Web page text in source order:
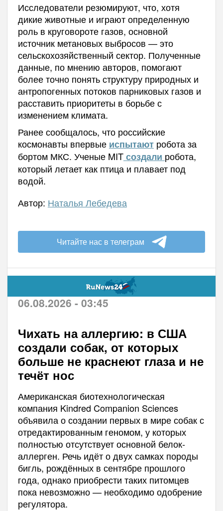
Исследователи резюмируют, что, хотя
дикие животные и играют определенную
роль в круговороте газов, основной
источник метановых выбросов — это
сельскохозяйственный сектор. Полученные
данные, по мнению авторов, помогают
более точно понять структуру природных и
антропогенных потоков парниковых газов и
расставить приоритеты в борьбе с
изменением климата.
Ранее сообщалось, что российские
космонавты впервые испытают робота за
бортом МКС. Ученые MITсоздали робота,
который летает как птица и плавает под
водой.
Автор: Наталья Лебедева
Читайте нас в телеграм
06.08.2026 - 03:45
Чихать на аллергию: в США
создали собак, от которых
больше не краснеют глаза и не
течёт нос
Американская биотехнологическая
компания Kindred Companion Sciences
объявила о создании первых в мире собак с
отредактированным геномом, у которых
полностью отсутствует основной белок-
аллерген. Речь идёт о двух самках породы
бигль, рождённых в сентябре прошлого
года, однако приобрести таких питомцев
пока невозможно — необходимо одобрение
регулятора.